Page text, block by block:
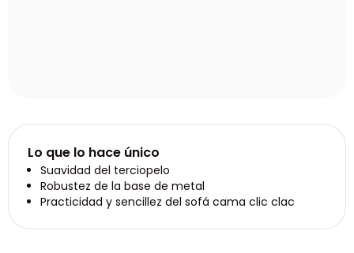
Lo que lo hace único
Suavidad del terciopelo
Robustez de la base de metal
Practicidad y sencillez del sofá cama clic clac